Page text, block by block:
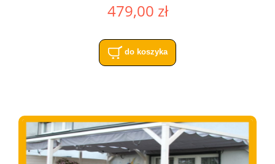
479,00 zł
do koszyka